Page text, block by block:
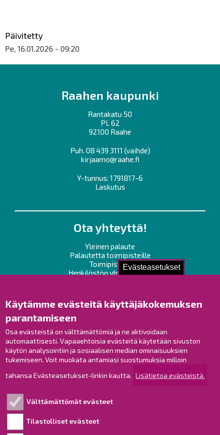
Evästeasetukset
Käytämme evästeitä käyttäjäkokemuksen
parantamiseen
Osa evästeistä on välttämättömiä ja ne aktivoidaan
automaattisesti. Vapaaehtoisia evästeitä käytetään sivuston
käytön analysointiin ja sosiaalisen median ominaisuuksien
tukemiseen. Voit muokata antamiasi suostumuksia milloin
tahansa Evästeasetukset-linkin kautta. Lisätietoa evästeistä.
Välttämättömät evästeet
Tilastolliset evästeet
Päivitetty
Pe, 16.01.2026 - 09:20
Raahen kaupunki
Rantakatu 50
PL 62
92100 Raahe
Puh. 08 439 3111 (vaihde)
kirjaamo@raahe.fi
Y-tunnus: 1791817-6
Laskutus
Ota yhteyttä!
Yleinen palaute
Palautetta toimipisteille
Toimipisteet
Henkilöstön yhteystiedot
Raahe Facebookissa
Raahe Instagramissa
Raahe LinkedInissä
Raahe YouTubessa
Esityslistat ja pöytäkirjat
Viranhaltijapäätökset